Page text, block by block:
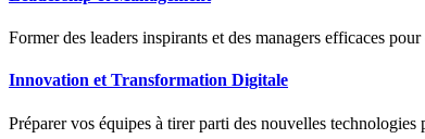
Former des leaders inspirants et des managers efficaces
Innovation et Transformation Digitale
Préparer vos équipes à tirer parti des nouvelles technologies